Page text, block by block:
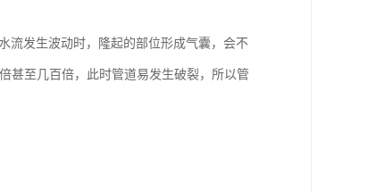
流发生波动时，隆起的部位形成气囊，会不
甚至几百倍，此时管道易发生破裂，所以管